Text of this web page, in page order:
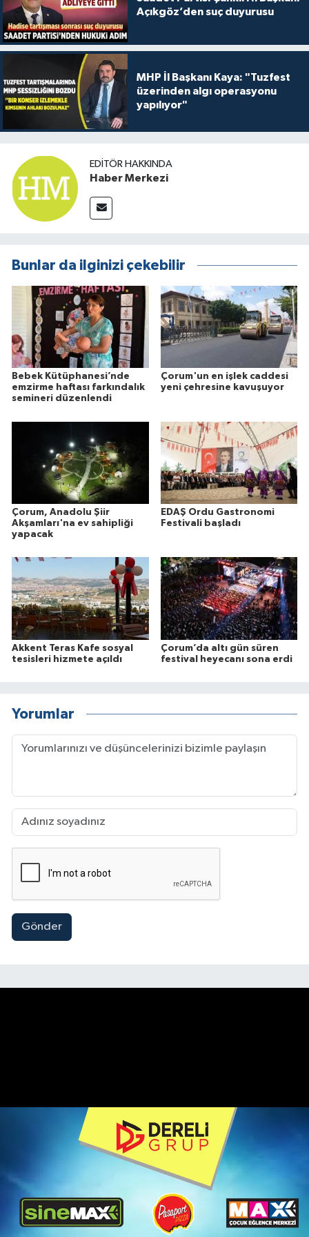
Açıkgöz’den suç duyurusu
MHP İl Başkanı Kaya: "Tuzfest
üzerinden algı operasyonu
yapılıyor"
EDITÖR HAKKINDA
Haber Merkezi
Bunlar da ilginizi çekebilir
Bebek Kütüphanesi’nde
emzirme haftası farkındalık
semineri düzenlendi
Çorum'un en işlek caddesi
yeni çehresine kavuşuyor
Çorum, Anadolu Şiir
Akşamları'na ev sahipliği
yapacak
EDAŞ Ordu Gastronomi
Festivali başladı
Akkent Teras Kafe sosyal
tesisleri hizmete açıldı
Çorum’da altı gün süren
festival heyecanı sona erdi
Yorumlar
Gönder